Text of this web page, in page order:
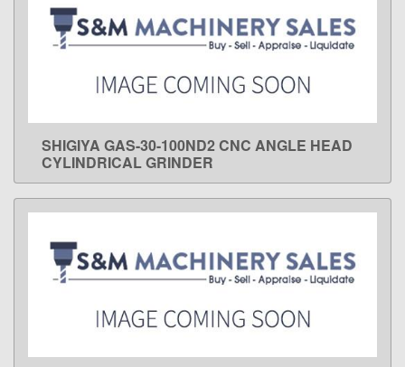
LEARN MORE
SHIGIYA GAS-30-100ND2 CNC ANGLE HEAD
CYLINDRICAL GRINDER